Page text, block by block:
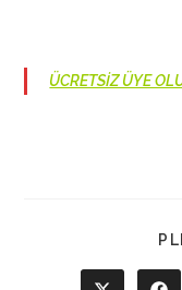
ÜCRETSİZ ÜYE